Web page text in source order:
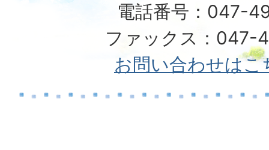
電話番号：047-
ファックス：047-
お問い合わせはこ